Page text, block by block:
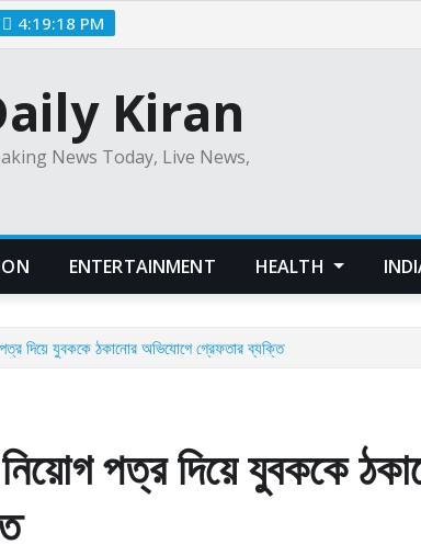
4:19:19 PM
Kiran
News Today, Live News,
ENTERTAINMENT HEALTH
পত্র দিয়ে যুবককে ঠকানোর অভিযোগে গ্রেফতার ব্যক্তি
নিয়োগ পত্র দিয়ে যুবককে